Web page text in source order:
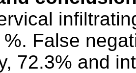
False
72.3% and